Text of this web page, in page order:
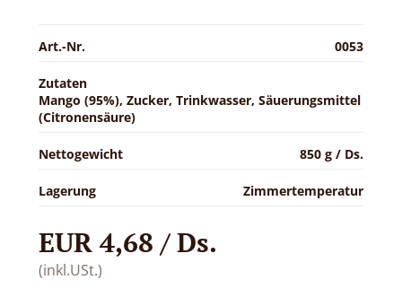
Art.-Nr. 0053
Zutaten
Mango (95%), Zucker, Trinkwasser, Säuerungsmittel
(Citronensäure)
Nettogewicht 850 g / Ds.
Lagerung Zimmertemperatur
EUR 4,68 / Ds.
(inkl.USt.)